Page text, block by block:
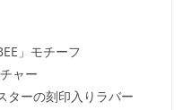
」モチーフ
ャー
ターの刻印入りラバー